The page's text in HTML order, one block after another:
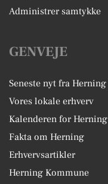
Administrer samtykke
GENVEJE
Seneste nyt fra Herning
Vores lokale erhverv
Kalenderen for Herning
Fakta om Herning
Erhvervsartikler
Herning Kommune